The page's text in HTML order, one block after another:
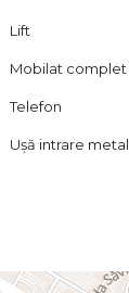
Lift
Mobilat complet
Telefon
Ușă intrare metal